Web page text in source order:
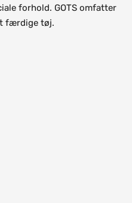
forhold. GOTS omfatter
færdige tøj.